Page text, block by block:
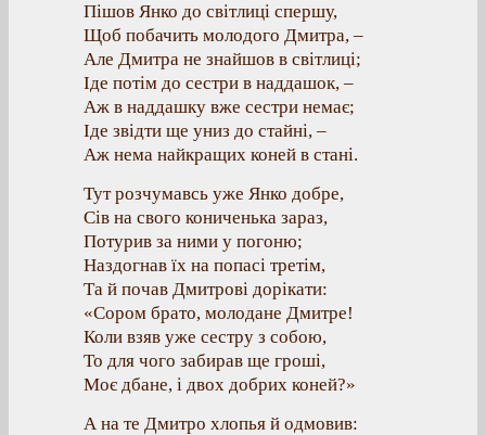
Пішов Янко до світлиці спершу,
Щоб побачить молодого Дмитра, –
Але Дмитра не знайшов в світлиці;
Іде потім до сестри в наддашок, –
Аж в наддашку вже сестри немає;
Іде звідти ще униз до стайні, –
Аж нема найкращих коней в стані.
Тут розчумавсь уже Янко добре,
Сів на свого кониченька зараз,
Потурив за ними у погоню;
Наздогнав їх на попасі третім,
Та й почав Дмитрові дорікати:
«Сором брато, молодане Дмитре!
Коли взяв уже сестру з собою,
То для чого забирав ще гроші,
Моє дбане, і двох добрих коней?»
А на те Дмитро хлопья й одмовив: